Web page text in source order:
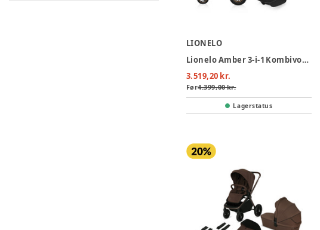
LIONELO
Lionelo Amber 3-i-1 Kombivognspakke - Black Onyx
3.519,20 kr.
Før4.399,00 kr.
Lagerstatus